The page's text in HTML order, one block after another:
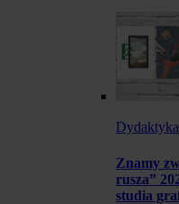
Dydaktyka
Znamy
rusza”
studia